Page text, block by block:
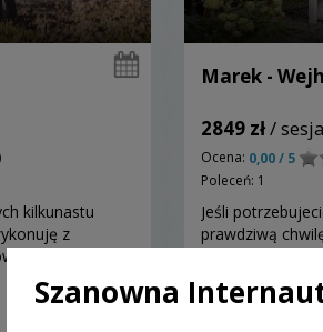
kilkunastu
z
wszystkie
Marek -
2849 zł/ sesja
Ocena: 0,00 / 5
Poleceń: 1
Jeśli
prawdziwą
wtapiam się w
pamiątkę która
Szanowna